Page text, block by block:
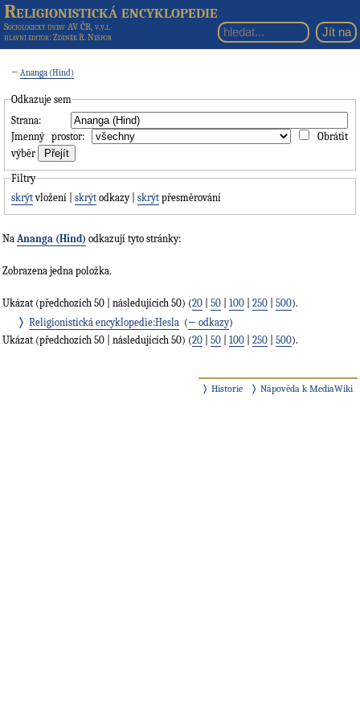
Religionistická encyklopedie
Sociologický ústav AV ČR, v.v.i.
hlavní editor: Zdeněk R. Nešpor
←Ananga (Hind)
Odkazuje sem
Strana:
Jmenný prostor:
Obrátit
výběr
Filtry
skrýtvložení |skrýt odkazy |skrýt přesměrování
Na Ananga (Hind) odkazují tyto stránky:
Zobrazena jedna položka.
Ukázat (předchozích 50 | následujících 50) (20 50 100 250 500).
Religionistická encyklopedie:Hesla (← odkazy)
Ukázat (předchozích 50 | následujících 50) (20 50 100 250 500).
Historie Nápověda k MediaWiki